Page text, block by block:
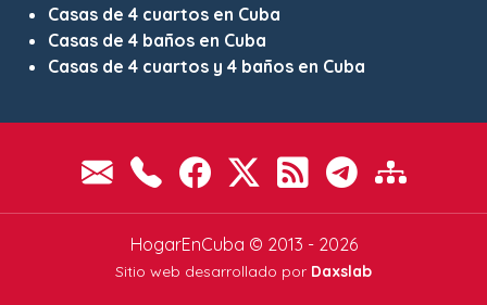
Casas de 4 cuartos en Cuba
Casas de 4 baños en Cuba
Casas de 4 cuartos y 4 baños en Cuba
HogarEnCuba © 2013 - 2026
Sitio web desarrollado por Daxslab